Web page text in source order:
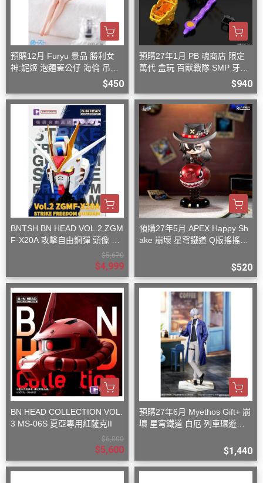
預購12月 Furyu 景品 勝利女
神:妮姬 泡麵蓋公仔 海倫 吊帶
$450
預購27年1月 PB 魂商店 限定
萬代 盒玩 百獸戰隊 SMP 牙吠
$940
BNTSH BN HEAD VOL.2 ZGM
F-X20A 攻擊自由鋼彈 頭像 53
$5,670
$4,999
預購27年5月 APEX Happy Sh
ake 崩壞 星穹鐵道 Q版搖搖樂
$520
BN HEAD COLLECTION VOL.
3 MS-06S 夏亞專用紅薩克II
$6,000
$5,600
預購27年6月 Myethos Gift+ 崩
壞 星穹鐵道 白厄 列車環遊記V
$1,440